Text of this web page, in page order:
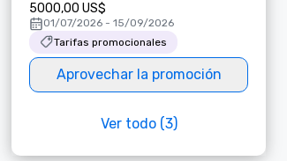
5000,00 US$
01/07/2026 - 15/09/2026
Tarifas promocionales
Aprovechar la promoción
Ver todo (3)